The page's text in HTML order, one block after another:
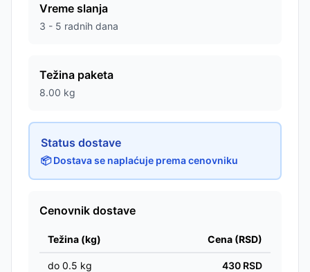
Vreme slanja
3 - 5 radnih dana
Težina paketa
8.00 kg
Status dostave
📦 Dostava se naplaćuje prema cenovniku
Cenovnik dostave
Težina (kg) Cena (RSD)
do 0.5 kg 430 RSD